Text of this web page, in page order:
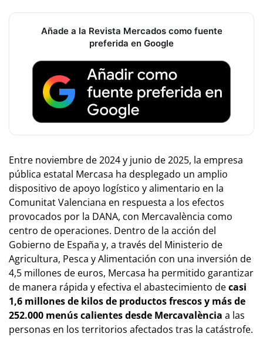
Añade a la Revista Mercados como fuente
preferida en Google
Entre noviembre de 2024 y junio de 2025, la empresa
pública estatal Mercasa ha desplegado un amplio
dispositivo de apoyo logístico y alimentario en la
Comunitat Valenciana en respuesta a los efectos
provocados por la DANA, con Mercavalència como
centro de operaciones. Dentro de la acción del
Gobierno de España y, a través del Ministerio de
Agricultura, Pesca y Alimentación con una inversión de
4,5 millones de euros, Mercasa ha permitido garantizar
de manera rápida y efectiva el abastecimiento decasi
1,6 millones de kilos de productos frescos y más de
252.000 menús calientes desde Mercavalència a las
personas en los territorios afectados tras la catástrofe.